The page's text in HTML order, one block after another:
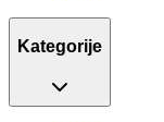
Kategorije